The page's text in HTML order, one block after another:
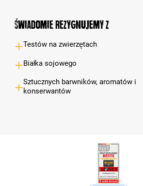
Świadomie rezygnujemy z
Testów na zwierzętach
Białka sojowego
Sztucznych barwników, aromatów i
konserwantów